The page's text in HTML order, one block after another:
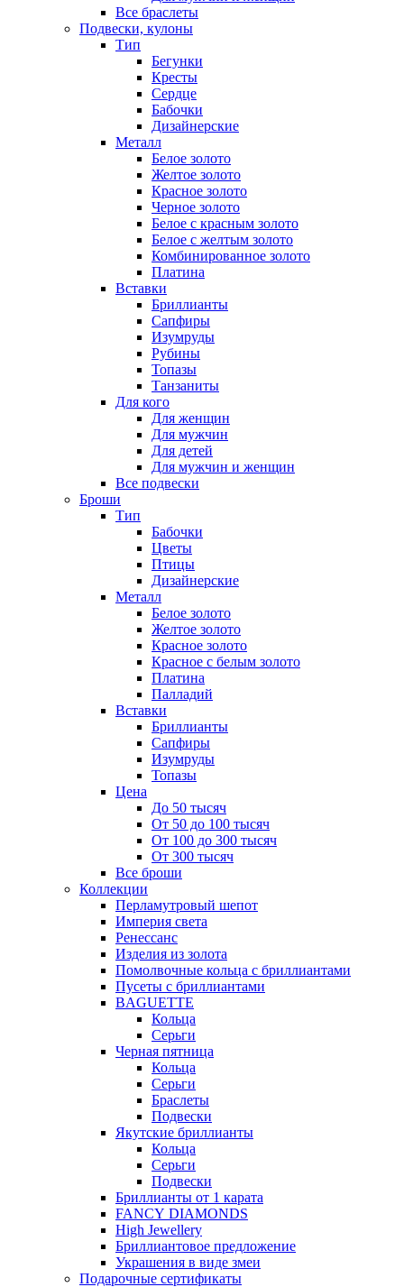
Все браслеты
Подвески, кулоны
Тип
Бегунки
Кресты
Сердце
Бабочки
Дизайнерские
Металл
Белое золото
Желтое золото
Красное золото
Черное золото
Белое с красным золото
Белое с желтым золото
Комбинированное золото
Платина
Вставки
Бриллианты
Сапфиры
Изумруды
Рубины
Топазы
Танзаниты
Для кого
Для женщин
Для мужчин
Для детей
Для мужчин и женщин
Все подвески
Броши
Тип
Бабочки
Цветы
Птицы
Дизайнерские
Металл
Белое золото
Желтое золото
Красное золото
Красное с белым золото
Платина
Палладий
Вставки
Бриллианты
Сапфиры
Изумруды
Топазы
Цена
До 50 тысяч
От 50 до 100 тысяч
От 100 до 300 тысяч
От 300 тысяч
Все броши
Коллекции
Перламутровый шепот
Империя света
Ренессанс
Изделия из золота
Помолвочные кольца с бриллиантами
Пусеты с бриллиантами
BAGUETTE
Кольца
Серьги
Черная пятница
Кольца
Серьги
Браслеты
Подвески
Якутские бриллианты
Кольца
Серьги
Подвески
Бриллианты от 1 карата
FANCY DIAMONDS
High Jewellery
Бриллиантовое предложение
Украшения в виде змеи
Подарочные сертификаты